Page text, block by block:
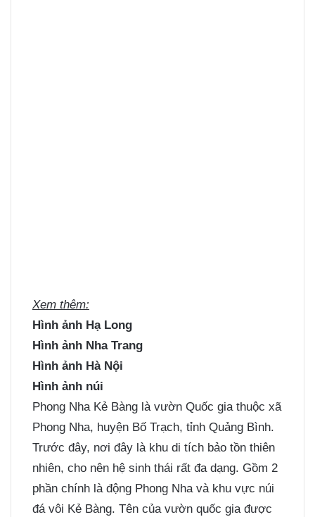
Xem thêm:
Hình ảnh Hạ Long
Hình ảnh Nha Trang
Hình ảnh Hà Nội
Hình ảnh núi
Phong Nha Kẻ Bàng là vườn Quốc gia thuộc xã
Phong Nha, huyện Bố Trạch, tỉnh Quảng Bình.
Trước đây, nơi đây là khu di tích bảo tồn thiên
nhiên, cho nên hệ sinh thái rất đa dạng. Gồm 2
phần chính là động Phong Nha và khu vực núi
đá vôi Kẻ Bàng. Tên của vườn quốc gia được